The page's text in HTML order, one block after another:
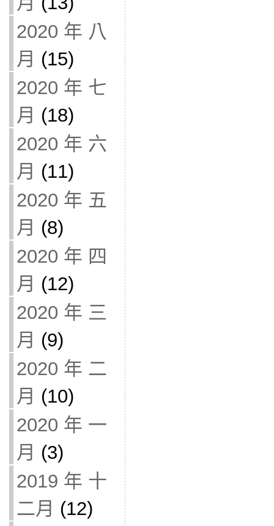
2020 年 八
月 (15)
2020 年 七
月 (18)
2020 年 六
月 (11)
2020 年 五
月 (8)
2020 年 四
月 (12)
2020 年 三
月 (9)
2020 年 二
月 (10)
2020 年 一
月 (3)
2019 年 十
二月 (12)